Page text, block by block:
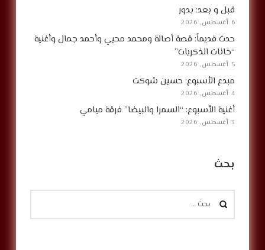
قبل و بعد: بدور
6 أغسطس, 2026
حدث قديماً: قصة أصالة ومحمد محيي وأحمد جمال وأغنية
“خانات الذكريات”
5 أغسطس, 2026
مبدع الأسبوع: حسين شوكت
4 أغسطس, 2026
أغنية الأسبوع: “السمرا والبيضا” فرقة ميامي
3 أغسطس, 2026
بحث
البحث
عن: